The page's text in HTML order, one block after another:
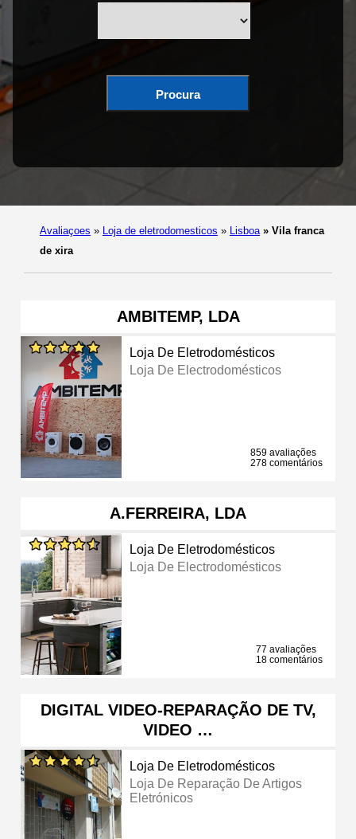
Procura
Avaliaçoes » Loja de eletrodomesticos » Lisboa » Vila franca
de xira
AMBITEMP, LDA
Loja De Eletrodomésticos
Loja De Electrodomésticos
859 avaliações
278 comentários
A.FERREIRA, LDA
Loja De Eletrodomésticos
Loja De Electrodomésticos
77 avaliações
18 comentários
DIGITAL VIDEO-REPARAÇÃO DE TV,
VIDEO …
Loja De Eletrodomésticos
Loja De Reparação De Artigos
Eletrónicos